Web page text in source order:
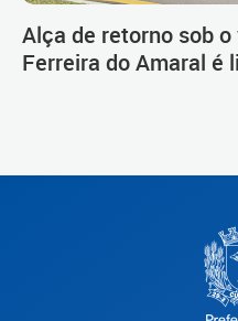
Alça de retorno sob
Ferreira do Amaral é